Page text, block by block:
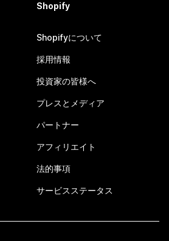
Shopify
Shopifyについて
採用情報
投資家の皆様へ
プレスとメディア
パートナー
アフィリエイト
法的事項
サービスステータス